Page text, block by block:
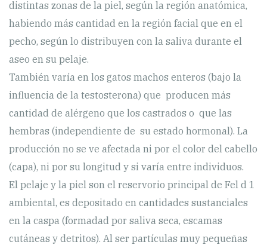
distintas zonas de la piel, según la región anatómica,
habiendo más cantidad en la región facial que en el
pecho, según lo distribuyen con la saliva durante el
aseo en su pelaje.
También varía en los gatos machos enteros (bajo la
influencia de la testosterona) que producen más
cantidad de alérgeno que los castrados o que las
hembras (independiente de su estado hormonal). La
producción no se ve afectada ni por el color del cabello
(capa), ni por su longitud y si varía entre individuos.
El pelaje y la piel son el reservorio principal de Fel d 1
ambiental, es depositado en cantidades sustanciales
en la caspa (formadad por saliva seca, escamas
cutáneas y detritos). Al ser partículas muy pequeñas